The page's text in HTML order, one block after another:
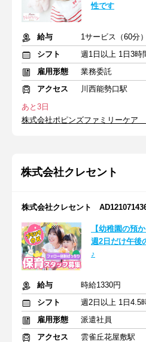
性です
給与
シフト
週1日以上 1日3時
雇用形態
業務委託
アクセス
川西能勢口駅
あと3日
株式会社ポピンズファミリーケア
株式会社クレセント
株式会社クレセント
【幼稚園の預
週2日だけ午後
♪
給与
時給1330円
シフト
週2日以上 1日4.5
雇用形態
派遣社員
アクセス
雲雀丘花屋敷駅